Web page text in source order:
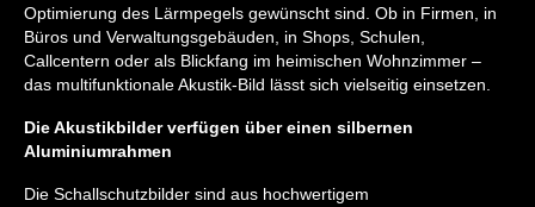
Optimierung des Lärmpegels gewünscht sind. Ob in Firmen, in
Büros und Verwaltungsgebäuden, in Shops, Schulen,
Callcentern oder als Blickfang im heimischen Wohnzimmer –
das multifunktionale Akustik-Bild lässt sich vielseitig einsetzen.
Die Akustikbilder verfügen über einen silbernen
Aluminiumrahmen
Die Schallschutzbilder sind aus hochwertigem